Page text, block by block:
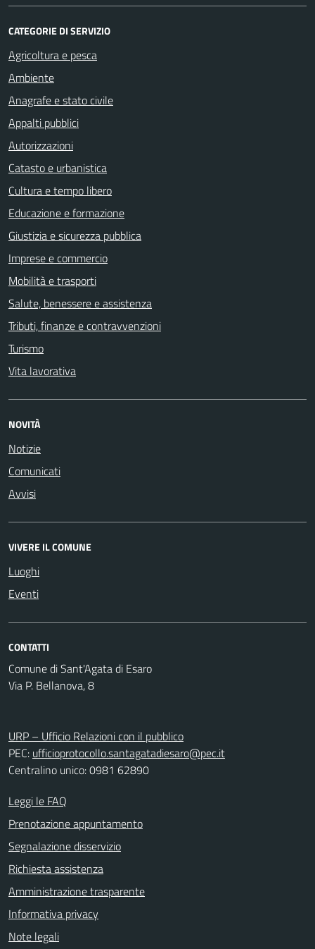
CATEGORIE DI SERVIZIO
Agricoltura e pesca
Ambiente
Anagrafe e stato civile
Appalti pubblici
Autorizzazioni
Catasto e urbanistica
Cultura e tempo libero
Educazione e formazione
Giustizia e sicurezza pubblica
Imprese e commercio
Mobilità e trasporti
Salute, benessere e assistenza
Tributi, finanze e contravvenzioni
Turismo
Vita lavorativa
NOVITÀ
Notizie
Comunicati
Avvisi
VIVERE IL COMUNE
Luoghi
Eventi
CONTATTI
Comune di Sant'Agata di Esaro
Via P. Bellanova, 8
URP – Ufficio Relazioni con il pubblico
PEC: ufficioprotocollo.santagatadiesaro@pec.it
Centralino unico: 0981 62890
Leggi le FAQ
Prenotazione appuntamento
Segnalazione disservizio
Richiesta assistenza
Amministrazione trasparente
Informativa privacy
Note legali